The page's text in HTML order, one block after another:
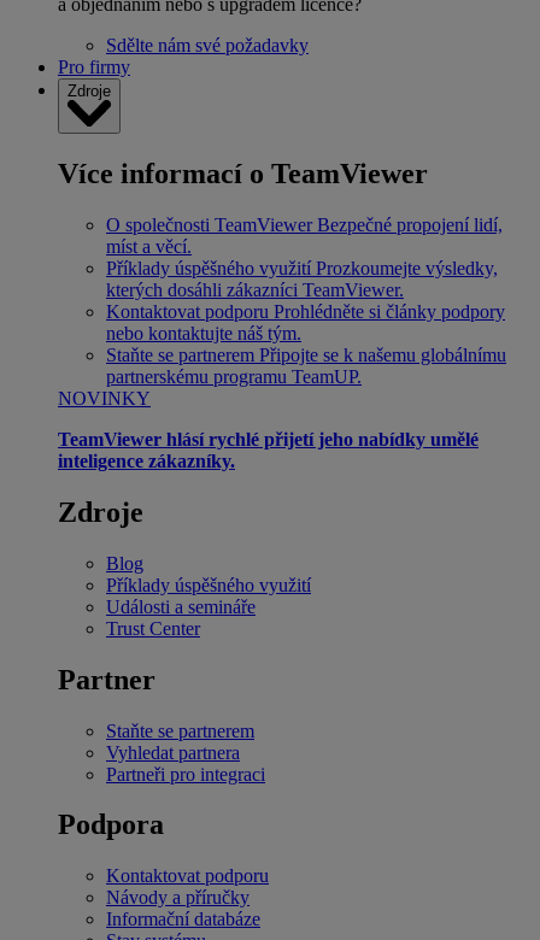
a objednáním nebo s upgradem licence?
Sdělte nám své požadavky
Pro firmy
Zdroje
Více informací o TeamViewer
O společnosti TeamViewer Bezpečné propojení lidí,
míst a věcí.
Příklady úspěšného využití Prozkoumejte výsledky,
kterých dosáhli zákazníci TeamViewer.
Kontaktovat podporu Prohlédněte si články podpory
nebo kontaktujte náš tým.
Staňte se partnerem Připojte se k našemu globálnímu
partnerskému programu TeamUP.
NOVINKY
TeamViewer hlásí rychlé přijetí jeho nabídky umělé
inteligence zákazníky.
Zdroje
Blog
Příklady úspěšného využití
Události a semináře
Trust Center
Partner
Staňte se partnerem
Vyhledat partnera
Partneři pro integraci
Podpora
Kontaktovat podporu
Návody a příručky
Informační databáze